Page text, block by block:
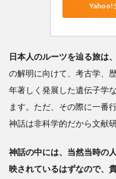
Yahoo!
日本人のルーツを辿る旅は
の解明に向けて、考古学、
年著しく発展した遺伝子学
ます。ただ、その際に一番
神話は非科学的だから文献
神話の中には、当然当時の
映されているはずなので、